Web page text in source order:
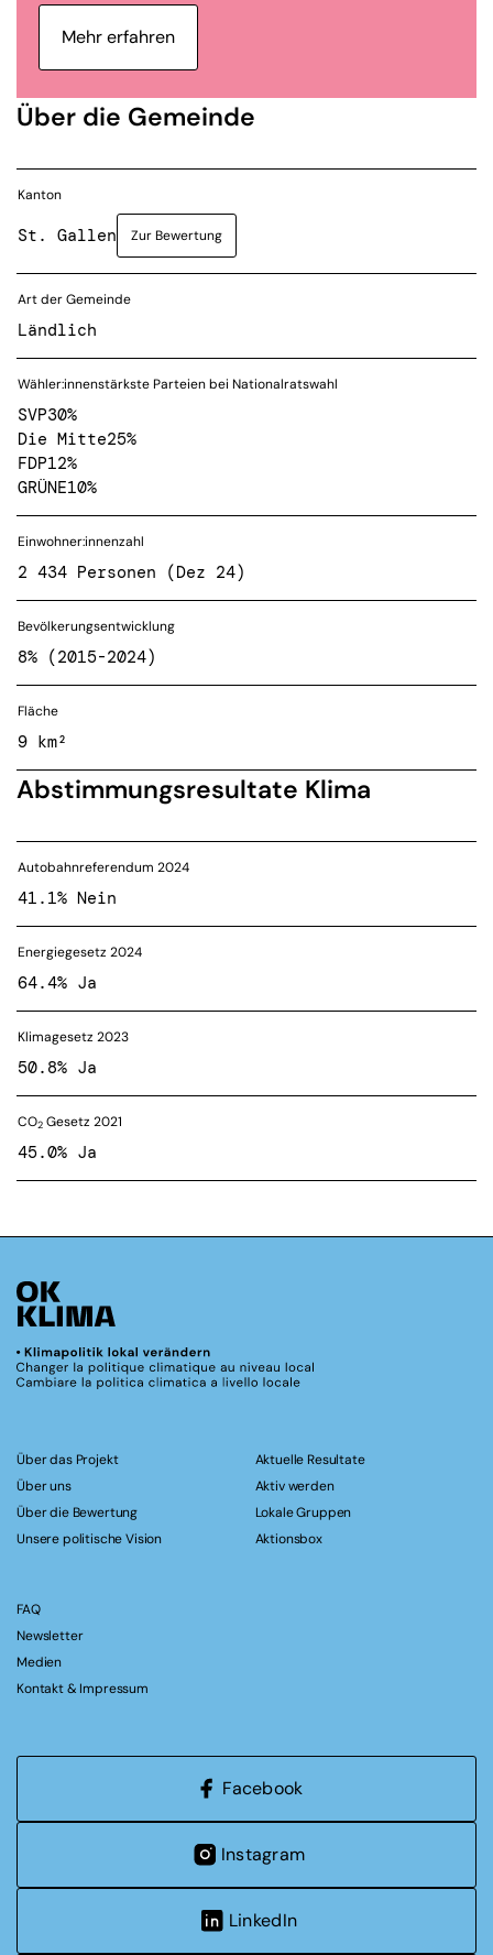
Mehr erfahren
Über die Gemeinde
Kanton
St. Gallen Zur Bewertung
Art der Gemeinde
Ländlich
Wähler:innenstärkste Parteien bei Nationalratswahl
SVP30%
Die Mitte25%
FDP12%
GRÜNE10%
Einwohner:innenzahl
2 434 Personen (Dez 24)
Bevölkerungsentwicklung
8% (2015-2024)
Fläche
9 km²
Abstimmungsresultate Klima
Autobahnreferendum 2024
41.1% Nein
Energiegesetz 2024
64.4% Ja
Klimagesetz 2023
50.8% Ja
CO2 Gesetz 2021
45.0% Ja
Über das Projekt
Über uns
Über die Bewertung
Unsere politische Vision
Aktuelle Resultate
Aktiv werden
Lokale Gruppen
Aktionsbox
FAQ
Newsletter
Medien
Kontakt & Impressum
Facebook
Instagram
LinkedIn